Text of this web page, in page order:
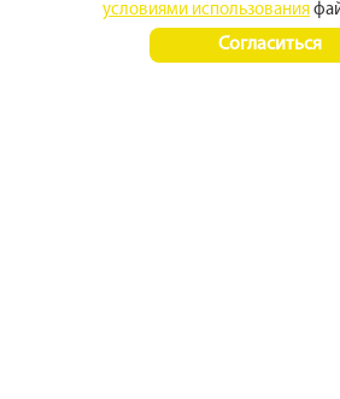
г. Светлоград,
ул. Пушкина 167
условиями использования
Согласиться